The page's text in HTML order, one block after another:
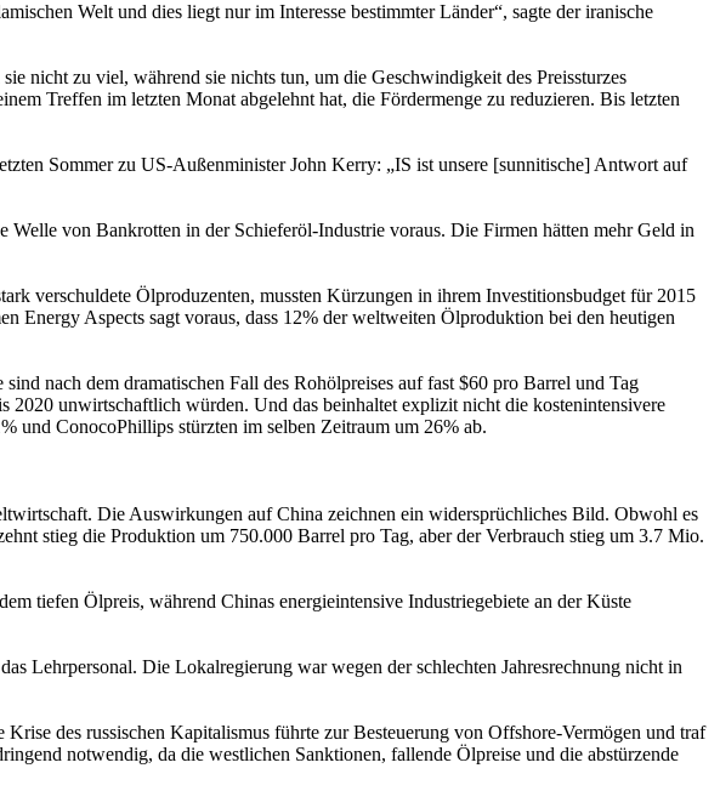
Welt und dies liegt nur im Interesse bestimmter Länder“, sagte der iranische
nicht zu viel, während sie nichts tun, um die Geschwindigkeit des Preissturzes
Treffen im letzten Monat abgelehnt hat, die Fördermenge zu reduzieren. Bis letzten
Sommer zu US-Außenminister John Kerry: „IS ist unsere [sunnitische] Antwort auf
von Bankrotten in der Schieferöl-Industrie voraus. Die Firmen hätten mehr Geld in
verschuldete Ölproduzenten, mussten Kürzungen in ihrem Investitionsbudget für 2015
Energy Aspects sagt voraus, dass 12% der weltweiten Ölproduktion bei den heutigen
nach dem dramatischen Fall des Rohölpreises auf fast $60 pro Barrel und Tag
unwirtschaftlich würden. Und das beinhaltet explizit nicht die kostenintensivere
und ConocoPhillips stürzten im selben Zeitraum um 26% ab.
Die Auswirkungen auf China zeichnen ein widersprüchliches Bild. Obwohl es
stieg die Produktion um 750.000 Barrel pro Tag, aber der Verbrauch stieg um 3.7 Mio.
tiefen Ölpreis, während Chinas energieintensive Industriegebiete an der Küste
Lehrpersonal. Die Lokalregierung war wegen der schlechten Jahresrechnung nicht in
des russischen Kapitalismus führte zur Besteuerung von Offshore-Vermögen und traf
notwendig, da die westlichen Sanktionen, fallende Ölpreise und die abstürzende